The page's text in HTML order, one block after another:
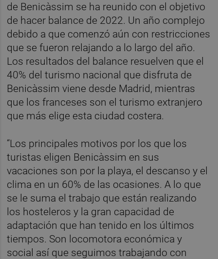
de Benicàssim se ha reunido con el objetivo
de hacer balance de 2022. Un año complejo
debido a que comenzó aún con restricciones
que se fueron relajando a lo largo del año.
Los resultados del balance resuelven que el
40% del turismo nacional que disfruta de
Benicàssim viene desde Madrid, mientras
que los franceses son el turismo extranjero
que más elige esta ciudad costera.
“Los principales motivos por los que los
turistas eligen Benicàssim en sus
vacaciones son por la playa, el descanso y el
clima en un 60% de las ocasiones. A lo que
se le suma el trabajo que están realizando
los hosteleros y la gran capacidad de
adaptación que han tenido en los últimos
tiempos. Son locomotora económica y
social así que seguimos trabajando con